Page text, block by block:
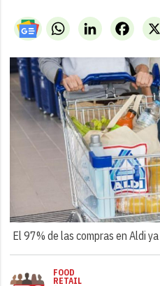
WhatsAppLinkedIn
El 97% de las compras en Aldi
FOOD
RETAIL